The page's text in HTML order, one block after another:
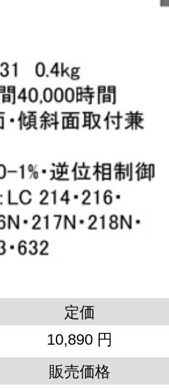
定価
10,890 円
販売価格